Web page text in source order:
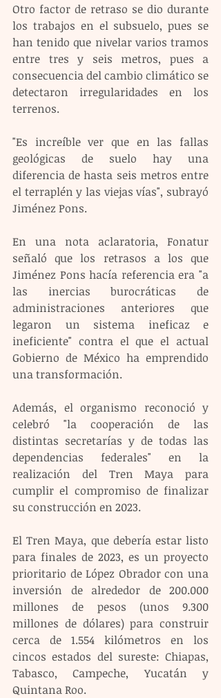
Otro factor de retraso se dio durante
los trabajos en el subsuelo, pues se
han tenido que nivelar varios tramos
entre tres y seis metros, pues a
consecuencia del cambio climático se
detectaron irregularidades en los
terrenos.
"Es increíble ver que en las fallas
geológicas de suelo hay una
diferencia de hasta seis metros entre
el terraplén y las viejas vías", subrayó
Jiménez Pons.
En una nota aclaratoria, Fonatur
señaló que los retrasos a los que
Jiménez Pons hacía referencia era "a
las inercias burocráticas de
administraciones anteriores que
legaron un sistema ineficaz e
ineficiente" contra el que el actual
Gobierno de México ha emprendido
una transformación.
Además, el organismo reconoció y
celebró "la cooperación de las
distintas secretarías y de todas las
dependencias federales" en la
realización del Tren Maya para
cumplir el compromiso de finalizar
su construcción en 2023.
El Tren Maya, que debería estar listo
para finales de 2023, es un proyecto
prioritario de López Obrador con una
inversión de alrededor de 200.000
millones de pesos (unos 9.300
millones de dólares) para construir
cerca de 1.554 kilómetros en los
cincos estados del sureste: Chiapas,
Tabasco, Campeche, Yucatán y
Quintana Roo.